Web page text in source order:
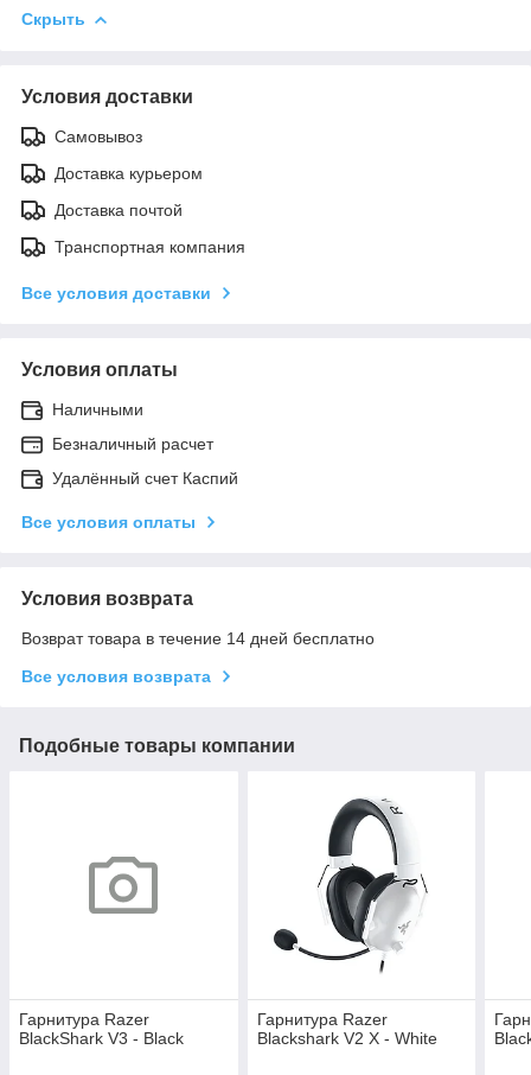
Скрыть
Условия доставки
Самовывоз
Доставка курьером
Доставка почтой
Транспортная компания
Все условия доставки
Условия оплаты
Наличными
Безналичный расчет
Удалённый счет Каспий
Все условия оплаты
Условия возврата
Возврат товара в течение 14 дней бесплатно
Все условия возврата
Подобные товары компании
Гарнитура Razer
BlackShark V3 - Black
Гарнитура Razer
Blackshark V2 X - White